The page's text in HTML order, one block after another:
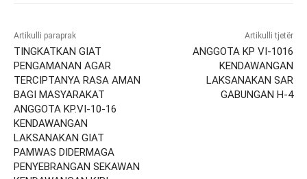
Artikulli paraprak
TINGKATKAN GIAT
PENGAMANAN AGAR
TERCIPTANYA RASA AMAN
BAGI MASYARAKAT
ANGGOTA KP.VI-10-16
KENDAWANGAN
LAKSANAKAN GIAT
PAMWAS DIDERMAGA
PENYEBRANGAN SEKAWAN
Artikulli tjetër
ANGGOTA KP VI-1016
KENDAWANGAN
LAKSANAKAN SAR
GABUNGAN H-4